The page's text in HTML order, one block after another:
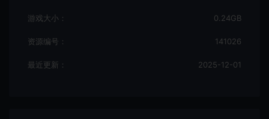
游戏大小： 0.24GB
资源编号： 141026
最近更新： 2025-12-01